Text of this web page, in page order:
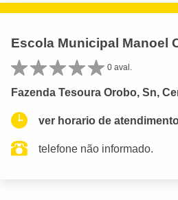
Escola Municipal Manoel
0 aval.
Fazenda Tesoura Orobo, Sn,
ver horario de
telefone não informado.